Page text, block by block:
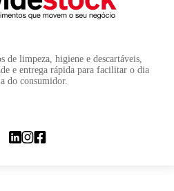
de limpeza, higiene e descartáveis,
e entrega rápida para facilitar o dia
do consumidor.